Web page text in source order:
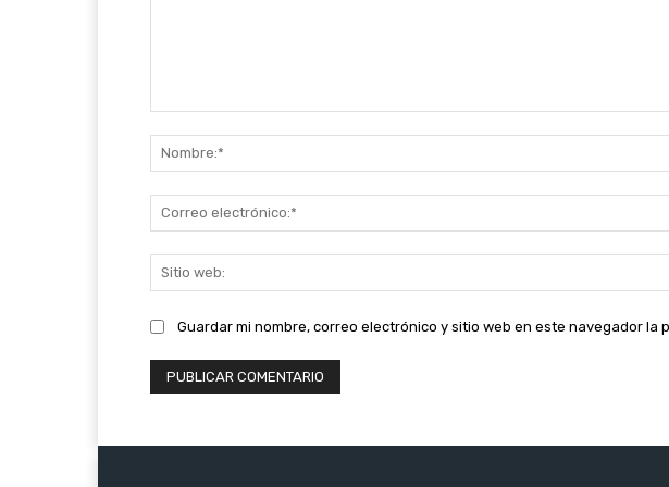
Guardar mi nombre, correo electrónico y sitio web en este navegador la